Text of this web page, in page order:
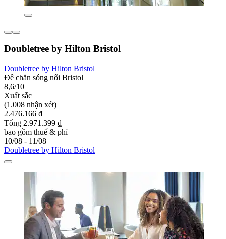
Doubletree by Hilton Bristol
Doubletree by Hilton Bristol
Đê chắn sóng nổi Bristol
8,6/10
Xuất sắc
(1.008 nhận xét)
2.476.166 ₫
Tổng 2.971.399 ₫
bao gồm thuế & phí
10/08 - 11/08
Doubletree by Hilton Bristol